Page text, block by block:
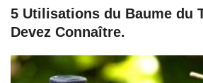
5 Utilisations du Baume du
Devez Connaître.